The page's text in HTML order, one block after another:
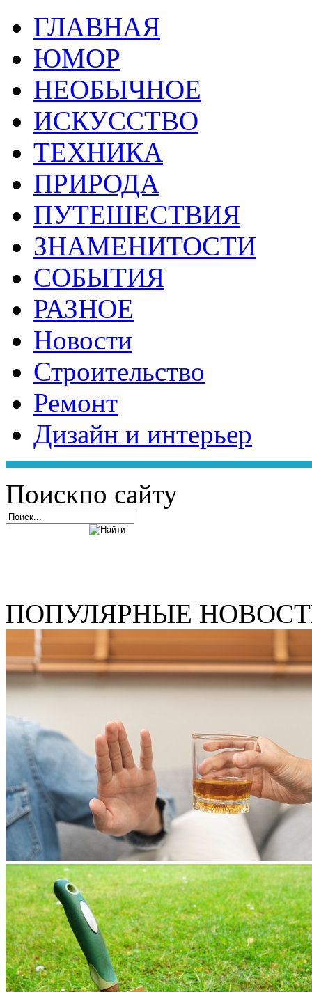
ГЛАВНАЯ
ЮМОР
НЕОБЫЧНОЕ
ИСКУССТВО
ТЕХНИКА
ПРИРОДА
ПУТЕШЕСТВИЯ
ЗНАМЕНИТОСТИ
СОБЫТИЯ
РАЗНОЕ
Новости
Строительство
Ремонт
Дизайн и интерьер
Поискпо сайту
ПОПУЛЯРНЫЕ